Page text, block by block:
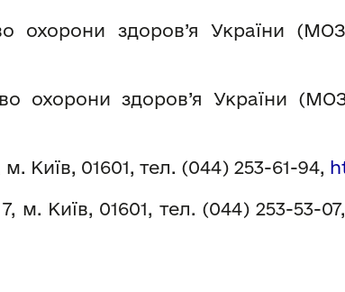
охорони здоров’я України
охорони здоров’я України
Київ, 01601, тел. (044) 253-61-94,
м. Київ, 01601, тел. (044) 253-53-07,